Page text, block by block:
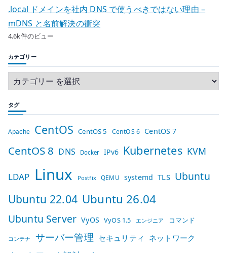
.local ドメインを社内 DNS で使うべきではない理由 –
mDNS と名前解決の衝突
4.6k件のビュー
カテゴリー
タグ
Apache CentOS CentOS 5 CentOS 6 CentOS 7
CentOS 8 DNS Docker IPv6 Kubernetes KVM
LDAP Linux Postfix QEMU systemd TLS Ubuntu
Ubuntu 22.04 Ubuntu 26.04
Ubuntu Server VyOS VyOS 1.5 エンジニア コマンド
コンテナ サーバー管理 セキュリティ ネットワーク